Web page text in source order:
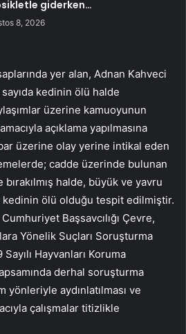
giderken…
8, 2026
yer alan, Adnan Kahveci
kedinin ölü halde
üzerine kamuoyunun
açıklama yapılmasına
üzerine olay yerine intikal eden
cadde üzerinde bulunan
halde, büyük ve yavru
ölü olduğu tespit edilmiştir.
Başsavcılığı Çevre,
Yönelik Suçları Soruşturma
Hayvanları Koruma
derhal soruşturma
yönleriyle aydınlatılması ve
çalışmalar titizlikle